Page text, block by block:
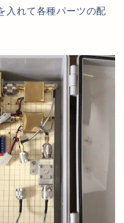
入れて各種パーツの配